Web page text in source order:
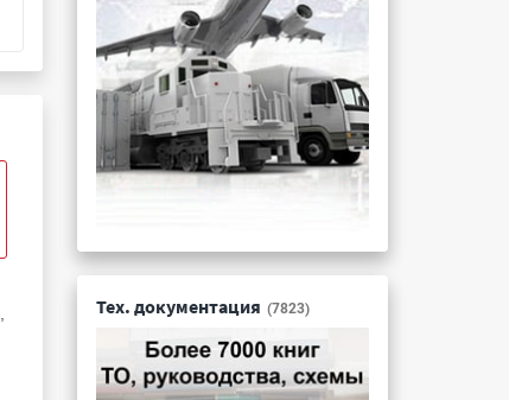
Подробнее ...
Тех. документация (7823)